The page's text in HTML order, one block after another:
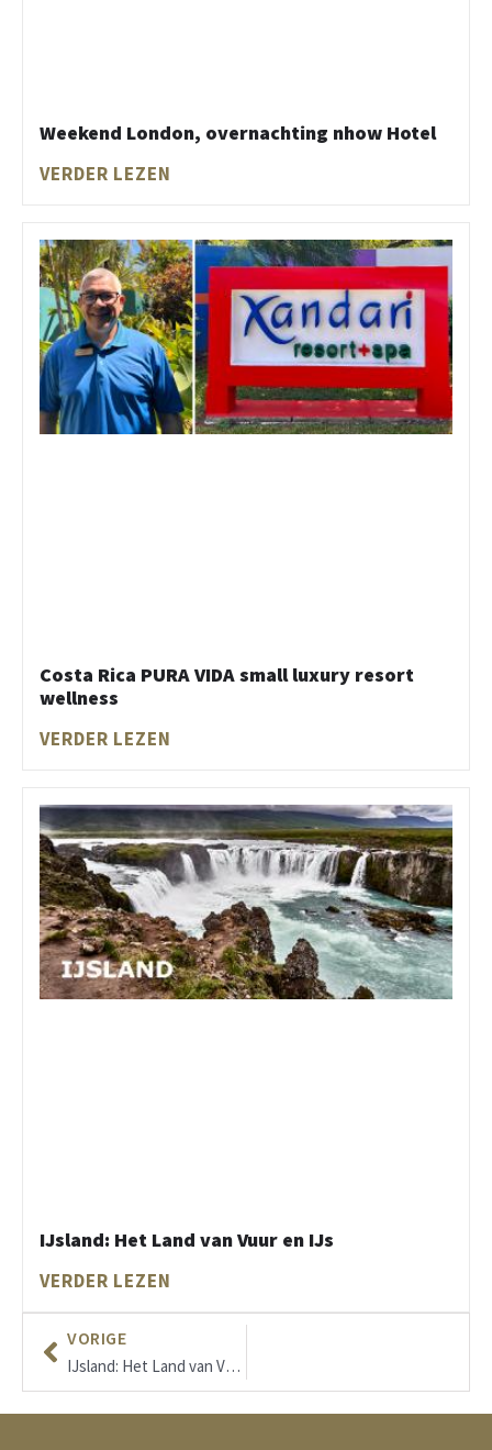
Weekend London, overnachting nhow Hotel
VERDER LEZEN
Costa Rica PURA VIDA small luxury resort
wellness
VERDER LEZEN
IJsland: Het Land van Vuur en IJs
VERDER LEZEN
VORIGE
IJsland: Het Land van Vuur en IJs